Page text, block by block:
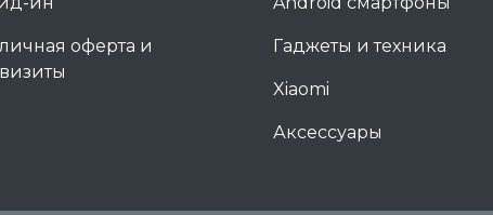
оферта и
Гаджеты и техника
Xiaomi
Аксессуары